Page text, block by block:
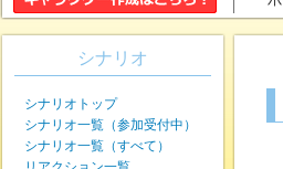
シナリオ
シナリオトップ
シナリオ一覧（参加受付中）
シナリオ一覧（すべて）